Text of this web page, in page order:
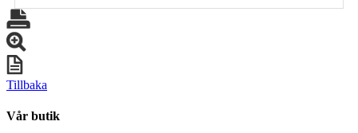
Tillbaka
Vår butik